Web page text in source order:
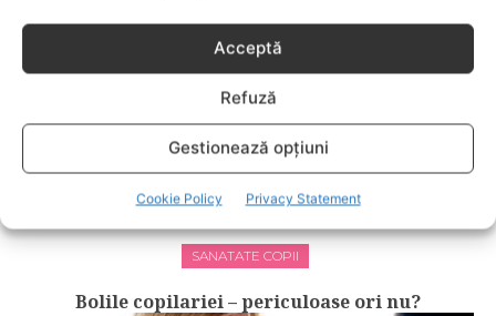
Acceptă
Refuză
Gestionează opțiuni
Cookie Policy Privacy Statement
SANATATE COPII
Bolile copilariei – periculoase ori nu?